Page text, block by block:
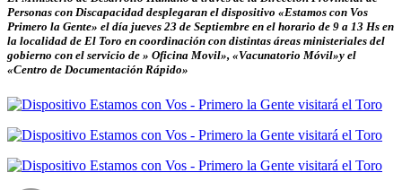
Personas con Discapacidad desplegaran el dispositivo «Estamos con Vos
Primero la Gente» el día jueves 23 de Septiembre en el horario de 9 a 13 Hs en
la localidad de El Toro en coordinación con distintas áreas ministeriales del
gobierno con el servicio de » Oficina Movil», «Vacunatorio Móvil»y el
«Centro de Documentación Rápido»